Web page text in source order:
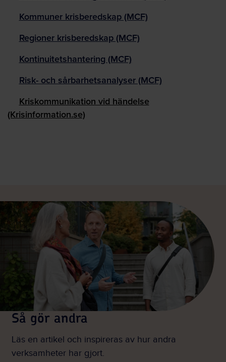
Kommuner krisberedskap (MCF)
Regioner krisberedskap (MCF)
Kontinuitetshantering (MCF)
Risk- och sårbarhetsanalyser (MCF)
Kriskommunikation vid händelse
(Krisinformation.se)
Så gör andra
Läs en artikel och inspireras av hur andra
verksamheter har gjort.